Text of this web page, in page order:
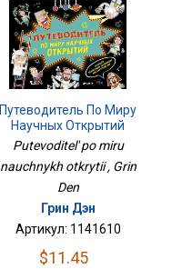
Путеводитель По Миру
Научных Открытий
Putevoditel' po miru
nauchnykh otkrytii , Grin
Den
Грин Дэн
Артикул: 1141610
$11.45